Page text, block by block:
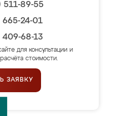
89-55
24-01
68-13
для консультации и
стоимости.
ЗАЯВКУ